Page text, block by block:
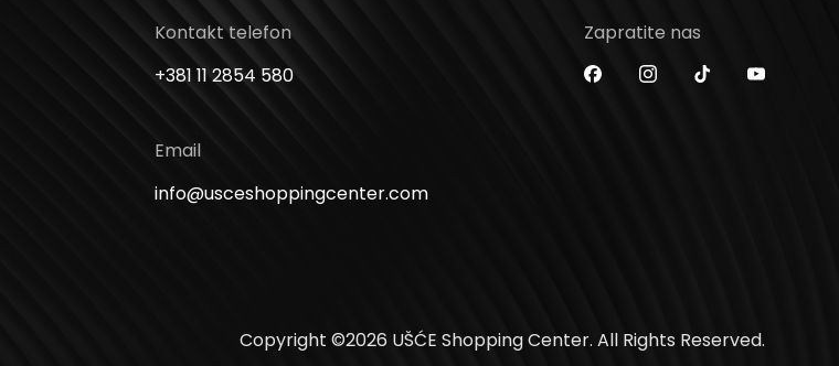
Kontakt telefon
+381 11 2854 580
Email
info@usceshoppingcenter.com
Zapratite nas
Copyright ©2026 UŠĆE Shopping Center. All Rights Reserved.